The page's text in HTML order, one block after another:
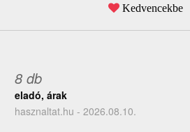
Kedvencekbe
8 db
eladó, árak
hasznaltat.hu - 2026.08.10.